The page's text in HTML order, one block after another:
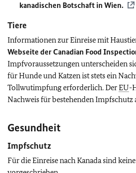
kanadischen Botschaft in Wien.
Tiere
Informationen zur Einreise mit
Webseite der Canadian Food
Impfvoraussetzungen unterscheiden
für Hunde und Katzen ist stets ein
Tollwutimpfung erforderlich. DerEU-
Nachweis für bestehenden Impfschutz
Gesundheit
Impfschutz
Für die Einreise nach Kanada sind